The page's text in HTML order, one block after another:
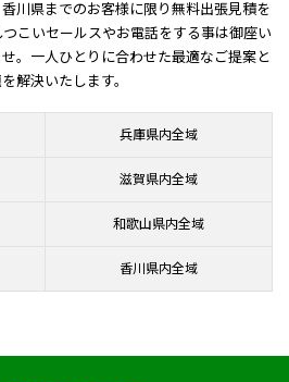
川県までのお客様に限り無料出張見積を
こいセールスやお電話をする事は御座い
。一人ひとりに合わせた最適なご提案と
解決いたします。
兵庫県内全域
滋賀県内全域
和歌山県内全域
香川県内全域